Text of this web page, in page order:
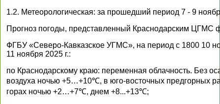
1.2. Метеорологическая: за прошедший период 7 - 9
Прогноз погоды, представленный Краснодарским ЦГМС
ФГБУ «Северо-Кавказское УГМС», на период с 1800 10
11 ноября 2025 г.:
по Краснодарскому краю: переменная облачность. Без
воздуха ночью +5…+10℃, в юго-восточных
горах ночью +2…+7℃, днем +8...+13℃;